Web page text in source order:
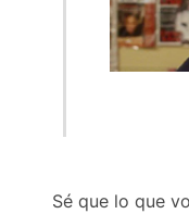
Sé que lo que